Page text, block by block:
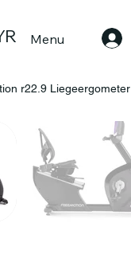
Menu
r22.9 Liegeergometer